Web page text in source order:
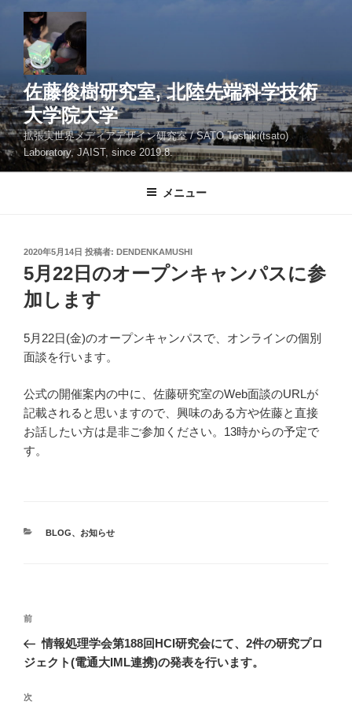
ツ
へ
ス
キ
ッ
佐藤俊樹研究室, 北陸先端科学技術
大学院大学
拡張実世界メディアデザイン研究室 / SATO Toshiki(tsato)
Laboratory, JAIST, since 2019.8.
メニュー
投
稿
日:
2020年5月14日 投稿者: DENDENKAMUSHI
5月22日のオープンキャンパスに参
加します
5月22日(金)のオープンキャンパスで、オンラインの個別
面談を行います。
公式の開催案内の中に、佐藤研究室のWeb面談のURLが
記載されると思いますので、興味のある方や佐藤と直接
お話したい方は是非ご参加ください。13時からの予定で
す。
カ
BLOG、 お知らせ
投
ナ
ゲ
前
の
投
前
情報処理学会第188回HCI研究会にて、2件の研究プロ
ジェクト(電通大IML連携)の発表を行います。
次
次